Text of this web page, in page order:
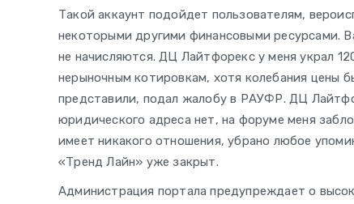
Такой аккаунт подойдет пользователям,
некоторыми другими финансовыми ресурсами.
не начисляются. ДЦ Лайтфорекс у меня украл
нерыночным котировкам, хотя колебания цены
представили, подал жалобу в РАУФР. ДЦ
юридического адреса нет, на форуме меня
имеет никакого отношения, убрано любое
«Тренд Лайн» уже закрыт.
Администрация портала предупреждает о